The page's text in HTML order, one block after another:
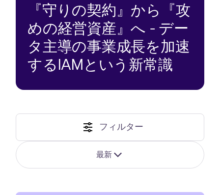
『守りの契約』から『攻
めの経営資産』へ - デー
タ主導の事業成長を加速
するIAMという新常識
フィルター
最新